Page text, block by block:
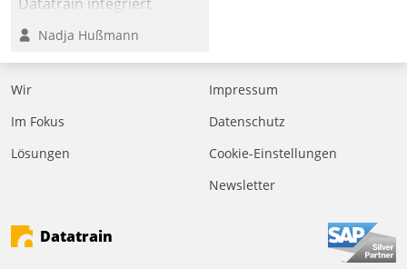
agile Projektmethoden.
Yarowas Portal zur
Vergabe und Verwaltung
von Aufträgen der
operativen
Instandhaltung in die
deutscher
den Weg vom
Mieteranliegen zum
Nadja Hußmann
Wir
Im Fokus
Lösungen
Impressum
Datenschutz
Cookie-Einstellungen
Newsletter
Datatrain